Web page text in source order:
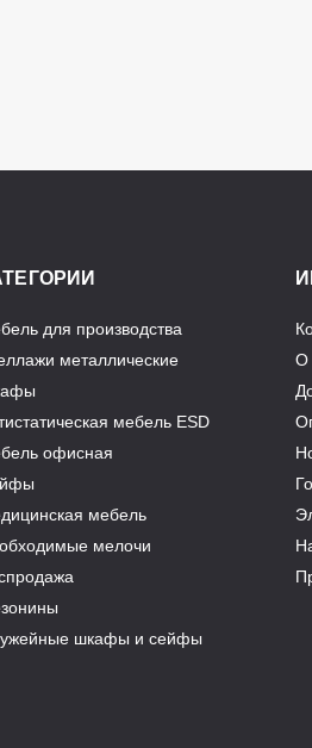
для производства
металлические
мебель ESD
офисная
мебель
мелочи
шкафы и сейфы
О